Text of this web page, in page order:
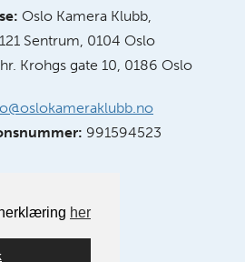
her
Oslo Kamera Klubb,
Sentrum, 0104 Oslo
Krohgs gate 10, 0186 Oslo
991594523